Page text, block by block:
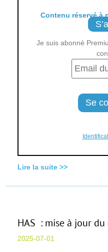
Contenu réservé à
Je suis abonné
Lire la suite >>
HAS : mise à jour du
2025-07-01